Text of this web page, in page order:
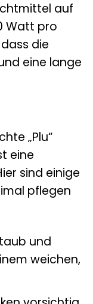
auf
Watt pro
die
eine lange
„Plu“
eine
sind einige
pflegen
und
weichen,